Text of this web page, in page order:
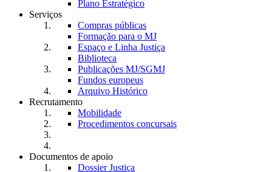
Plano Estratégico
Serviços
Compras públicas
Formação para o MJ
Espaço e Linha Justiça
Biblioteca
Publicações MJ/SGMJ
Fundos europeus
Arquivo Histórico
Recrutamento
Mobilidade
Procedimentos concursais
Documentos de apoio
Dossier Justiça